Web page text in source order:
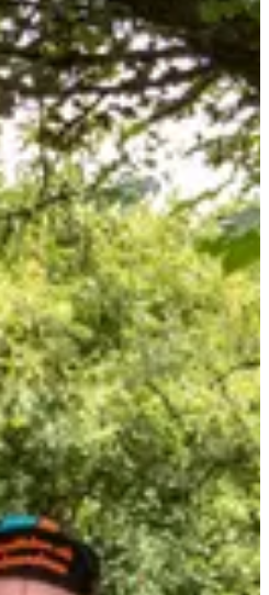
forestiers, de ruisseaux et de
Ça donne envie, avoue.
des paysages de cette jolie
que ! C’est un tracé chargé
douaniers, longer des bornes
la frontière pour quelques foulées
de la Drôle de Guerre, apercevoir
un sentier de
carrières, et même faire
c’est un voyage à ciel ouvert.
:
pendant une course, c’est pas
avec musique, barbecue, bières
;
est très mignon, il faut se